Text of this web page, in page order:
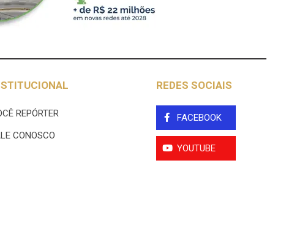
REPÓRTER
CONOSCO
REDES SOCIAIS
FACEBOOK
YOUTUBE